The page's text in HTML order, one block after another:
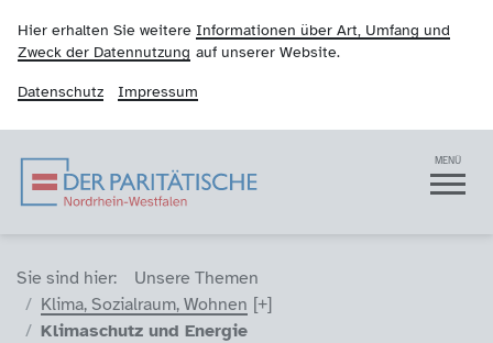
Hier erhalten Sie weitere Informationen über Art, Umfang und
Zweck der Datennutzung auf unserer Website.
Datenschutz Impressum
Der Paritätische NRW
Navigation MENÜ
Sie sind hier (Breadcrumb)
Sie sind hier:
Unsere Themen
Klima, Sozialraum, Wohnen
Klimaschutz und Energie